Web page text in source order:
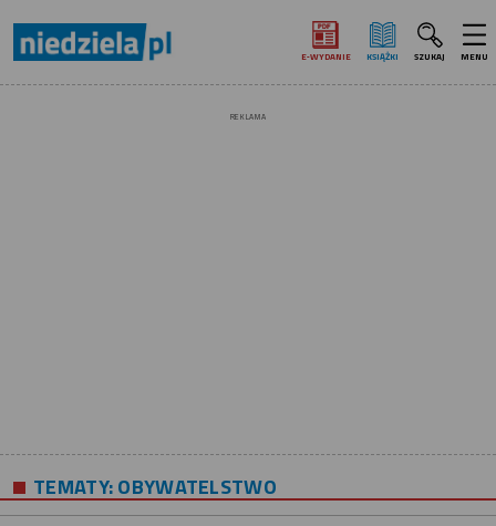
E‑WYDANIE KSIĄŻKI SZUKAJ MENU
REKLAMA
TEMATY:OBYWATELSTWO